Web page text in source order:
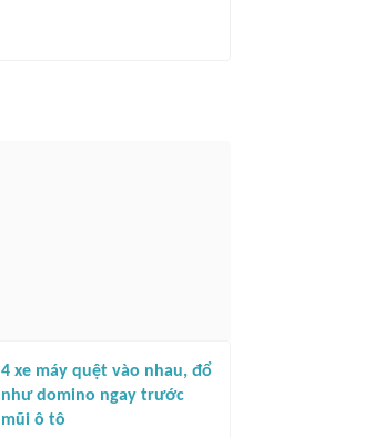
4 xe máy quệt vào nhau, đổ
như domino ngay trước
mũi ô tô